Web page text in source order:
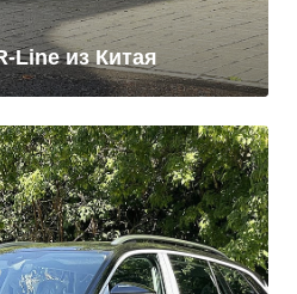
Line из Китая